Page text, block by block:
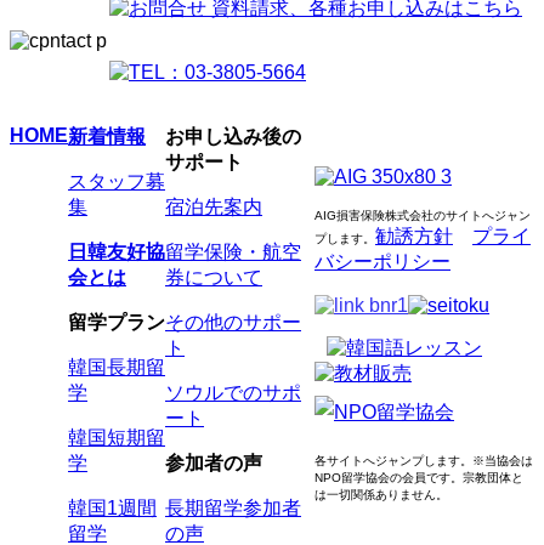
HOME新着情報
スタッフ募
集
日韓友好協
会とは
留学プラン
韓国長期留
学
韓国短期留
学
韓国1週間
留学
お申し込み後の
サポート
宿泊先案内
留学保険・航空
券について
その他のサポー
ト
ソウルでのサポ
ート
参加者の声
長期留学参加者
の声
AIG損害保険株式会社のサイトへジャン
プします
勧誘方針
プライ
バシーポリシー
各サイトへジャンプします。 ※当協会は
NPO留学協会の会員です。 宗教団体と
は一切関係ありません。